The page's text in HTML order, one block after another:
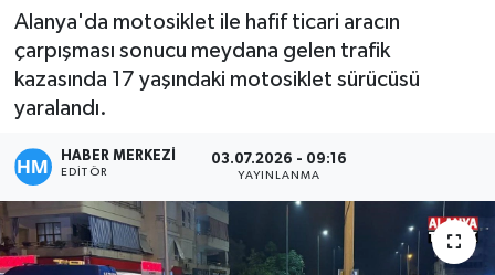
Alanya'da motosiklet ile hafif ticari aracın
çarpışması sonucu meydana gelen trafik
kazasında 17 yaşındaki motosiklet sürücüsü
yaralandı.
HABER MERKEZİ
EDITÖR
03.07.2026 - 09:16
YAYINLANMA
SPOR
ÇEVRE
Tüm Manşetler
Son Dakika Haberleri